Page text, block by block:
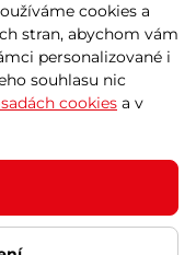
Kariéra
povinen vystavit
u správce daně online; v
do 48 hodin.
cookies a
stran, abychom vám
personalizované i
souhlasu nic
cookies a v